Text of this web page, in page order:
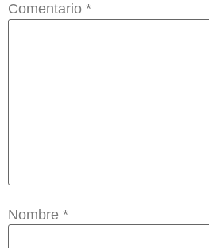
Comentario *
Nombre *